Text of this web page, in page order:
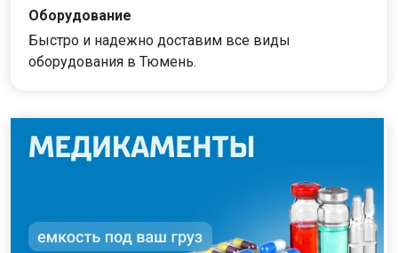
Оборудование
Быстро и надежно доставим все виды
оборудования в Тюмень.